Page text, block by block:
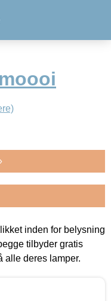
inden for belysning
tilbyder gratis
alle deres lamper.